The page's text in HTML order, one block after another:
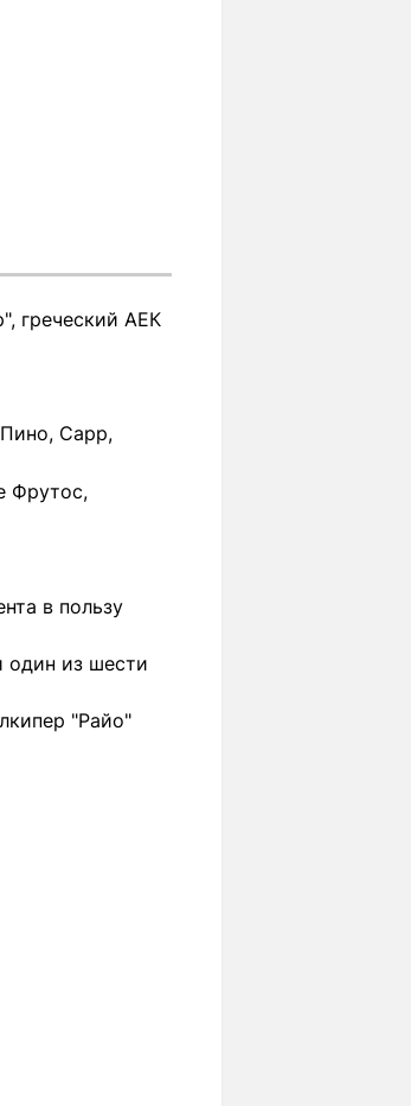
греческий АЕК
Сарр,
Фрутос,
в пользу
один из шести
"Райо"